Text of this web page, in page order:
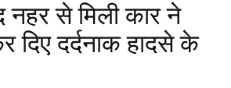
नहर से मिली कार ने
दिए दर्दनाक हादसे के